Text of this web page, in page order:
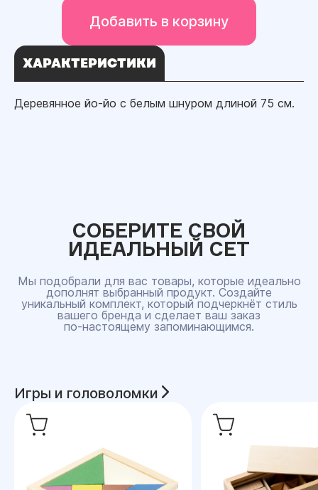
Добавить в корзину
ХАРАКТЕРИСТИКИ
Деревянное йо-йо с белым шнуром длиной 75 см.
СОБЕРИТЕ СВОЙ
ИДЕАЛЬНЫЙ СЕТ
Мы подобрали для вас товары, которые идеально
дополнят выбранный продукт. Создайте
уникальный комплект, который подчеркнёт стиль
вашего бренда и сделает ваш заказ
по‑настоящему запоминающимся.
Игры и головоломки